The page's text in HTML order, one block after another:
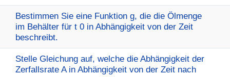
Bestimmen Sie eine Funktion g, die die Ölmenge
im Behälter für t 0 in Abhängigkeit von der Zeit
beschreibt.
Stelle Gleichung auf, welche die Abhängigkeit der
Zerfallsrate A in Abhängigkeit von der Zeit nach